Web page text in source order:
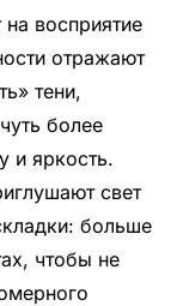
восприятие
отражают
тени,
более
и яркость.
свет
больше
чтобы не